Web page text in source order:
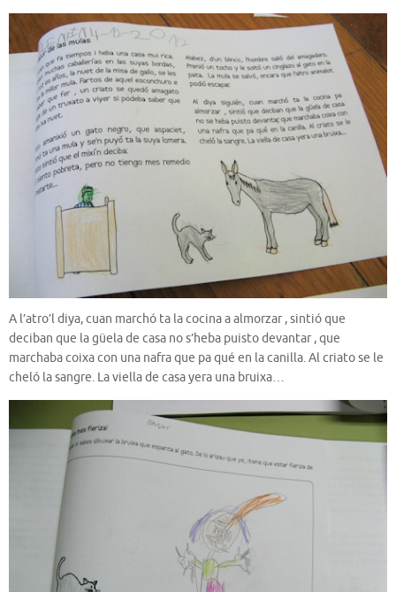
A l’atro’l diya, cuan marchó ta la cocina a almorzar , sintió que
deciban que la güela de casa no s’heba puisto devantar , que
marchaba coixa con una nafra que pa qué en la canilla. Al criato se le
cheló la sangre. La viella de casa yera una bruixa…